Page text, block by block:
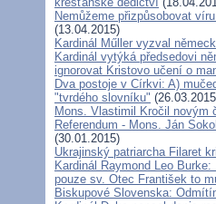
Nemůžeme přizpůsobovat
(13.04.2015)
Kardinál Műller vyzval
Kardinál vytýká předsedovi
ignorovat Kristovo učení o
Dva postoje v Církvi: A)
"tvrdého slovníku"
Mons. Vlastimil Kročil novým
Referendum - Mons. Ján
(30.01.2015)
Ukrajinský patriarcha Filaret
Kardinál Raymond Leo
pouze sv. Otec František to
Biskupové Slovenska: